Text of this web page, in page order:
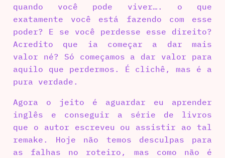
quando você pode viver…. o que
exatamente você está fazendo com esse
poder? E se você perdesse esse direito?
Acredito que ia começar a dar mais
valor né? Só começamos a dar valor para
aquilo que perdermos. É clichê, mas é a
pura verdade.
Agora o jeito é aguardar eu aprender
inglês e conseguir a série de livros
que o autor escreveu ou assistir ao tal
remake. Hoje não temos desculpas para
as falhas no roteiro, mas como não é